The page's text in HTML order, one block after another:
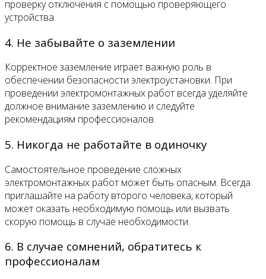
проверку отключения с помощью проверяющего
устройства.
4. Не забывайте о заземлении
Корректное заземление играет важную роль в
обеспечении безопасности электроустановки. При
проведении электромонтажных работ всегда уделяйте
должное внимание заземлению и следуйте
рекомендациям профессионалов.
5. Никогда не работайте в одиночку
Самостоятельное проведение сложных
электромонтажных работ может быть опасным. Всегда
приглашайте на работу второго человека, который
может оказать необходимую помощь или вызвать
скорую помощь в случае необходимости.
6. В случае сомнений, обратитесь к
профессионалам